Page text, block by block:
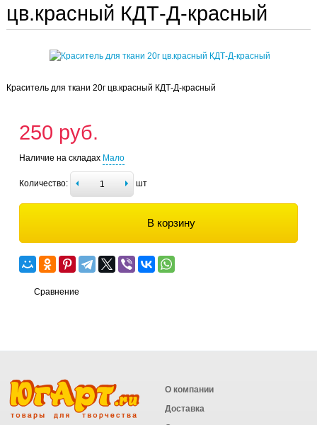
цв.красный КДТ-Д-красный
Краситель для ткани 20г цв.красный КДТ-Д-красный
250 руб.
Наличие на складах Мало
Количество: шт
В корзину
Сравнение
О компании
Доставка